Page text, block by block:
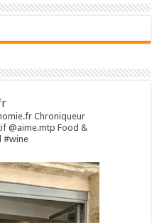
Chroniqueur
@aime.mtp Food &